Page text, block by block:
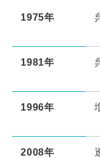
1975年
1981年
1996年
2008年